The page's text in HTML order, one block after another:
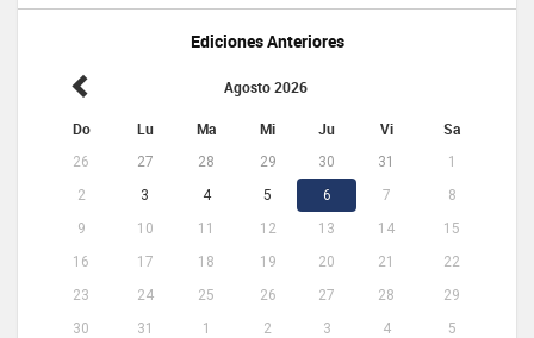
Ediciones Anteriores
Agosto 2026
Do Lu Ma Mi Ju Vi Sa
26 27 28 29 30 31
1
2
3 4 5 6 7
8
9
10 11 12 13 14
15
16
17 18 19 20 21
22
23
24 25 26 27 28
29
30
31 1 2 3 4 5